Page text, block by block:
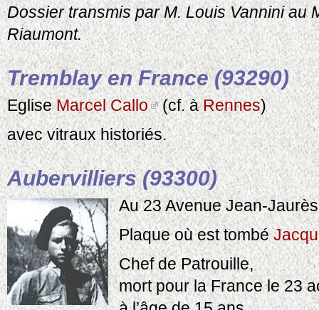
Dossier transmis par M. Louis Vannini au
Riaumont.
Tremblay en France (93290)
EgliseMarcel Callo (cf. àRennes)
avec vitraux historiés.
Aubervilliers (93300)
Au 23 Avenue Jean-
Plaque où est tombé
Chef de Patrouille,
mort pour la France le 23